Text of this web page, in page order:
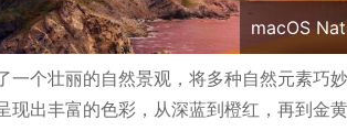
macOS
一个壮丽的自然景观，将多种自然元素巧
现出丰富的色彩，从深蓝到橙红，再到金